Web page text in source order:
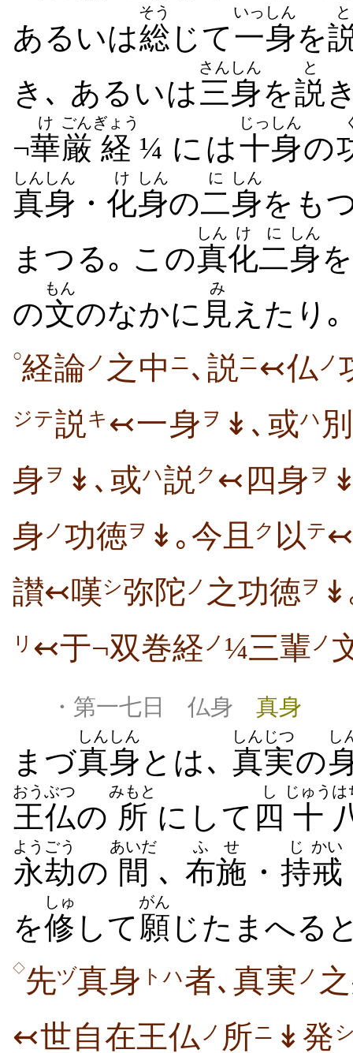
あるいは総
そう
じて一身
いっしん
を
と
き､ あるいは 三身
さんしん
を説
と
¬華
け
厳
ごん
経
ぎょう
¼ には十身
じっしん
の
真身
しんしん
・ 化
け
身
しん
の二
に
身
しん
をも
まつる｡ この真
しん
化
け
二
に
身
しん
を
の文
もん
のなかに 見
み
えたり｡
○経論 ノ 之中 ニ､説ニ↢仏 ノ
ジテ説キ ↢一身 ヲ ↡､或ハ 別
身 ヲ ↡､或ハ説ク ↢四身 ヲ
身 ノ 功徳ヲ ↡｡今且 ク 以テ
讃↢嘆シ弥陀 ノ 之功徳ヲ ↡
リ ↢于¬双巻経 ノ ¼三輩 ノ
・第一七日 仏身 真身
まづ真身
しんしん
とは､ 真実
しんじつ
の
し
王仏
おうぶつ
の 所
みもと
にして 四
し
十
じゅう は
永劫
ようごう
の 間
あいだ
､ 布施
ふせ
・ 持
じ
戒
かい
を修
しゅ
して願
がん
じたまへる
◇先ヅ真身 トハ者､真実 ノ
↢世自在王仏 ノ 所ニ ↡発